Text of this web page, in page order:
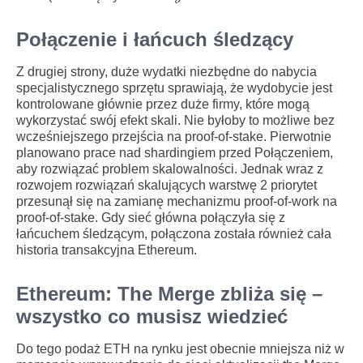
Połączenie i łańcuch śledzący
Z drugiej strony, duże wydatki niezbędne do nabycia
specjalistycznego sprzętu sprawiają, że wydobycie jest
kontrolowane głównie przez duże firmy, które mogą
wykorzystać swój efekt skali. Nie byłoby to możliwe bez
wcześniejszego przejścia na proof-of-stake. Pierwotnie
planowano prace nad shardingiem przed Połączeniem,
aby rozwiązać problem skalowalności. Jednak wraz z
rozwojem rozwiązań skalujących warstwę 2 priorytet
przesunął się na zamianę mechanizmu proof-of-work na
proof-of-stake. Gdy sieć główna połączyła się z
łańcuchem śledzącym, połączona została również cała
historia transakcyjna Ethereum.
Ethereum: The Merge zbliża się –
wszystko co musisz wiedzieć
Do tego podaż ETH na rynku jest obecnie mniejsza niż w